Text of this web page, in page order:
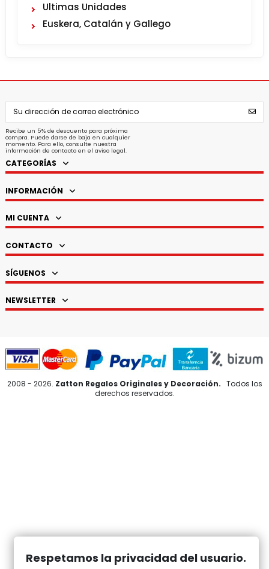
Ultimas Unidades
Euskera, Catalán y Gallego
Recibe un 5% de descuento para próxima
compra. Puede darse de baja en cualquier
momento. Para ello, consulte nuestra
información de contacto en el aviso legal.
CATEGORÍAS
INFORMACIÓN
MI CUENTA
CONTACTO
SÍGUENOS
NEWSLETTER
2008 - 2026. Zatton Regalos Originales y Decoración. Todos los
derechos reservados.
Respetamos la privacidad del usuario.